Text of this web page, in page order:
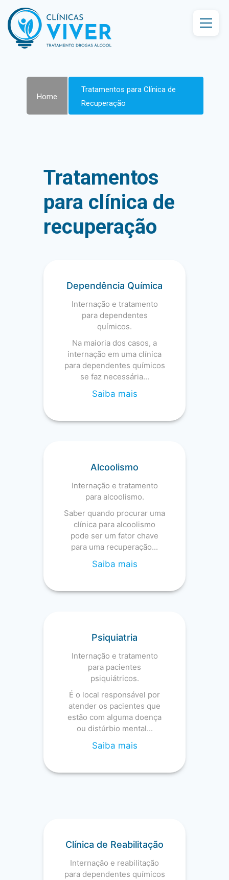
Home
Tratamentos para Clínica de
Recuperação
Tratamentos
para clínica de
recuperação
Dependência Química
Internação e tratamento
para dependentes
químicos.
Na maioria dos casos, a
internação em uma clínica
para dependentes químicos
se faz necessária...
Saiba mais
Alcoolismo
Internação e tratamento
para alcoolismo.
Saber quando procurar uma
clínica para alcoolismo
pode ser um fator chave
para uma recuperação...
Saiba mais
Psiquiatria
Internação e tratamento
para pacientes
psiquiátricos.
É o local responsável por
atender os pacientes que
estão com alguma doença
ou distúrbio mental...
Saiba mais
Clínica de Reabilitação
Internação e reabilitação
para dependentes químicos